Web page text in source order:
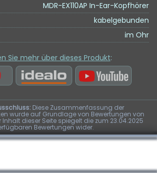
MDR-EX110AP In-Ear-Kopfhörer
kabelgebunden
im Ohr
Sie mehr über dieses Produkt:
Diese Zusammenfassung der
wurde auf Grundlage von Bewertungen von
Inhalt dieser Seite spiegelt die zum 23.04.2025
Bewertungen wider.